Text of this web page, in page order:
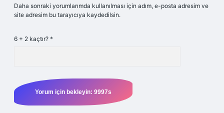
Daha sonraki yorumlarımda kullanılması için adım, e-posta adresim ve
site adresim bu tarayıcıya kaydedilsin.
6 + 2 kaçtır? *